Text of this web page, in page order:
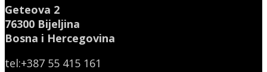
Geteova 2
76300 Bijeljina
Bosna i Hercegovina
tel:+387 55 415 161